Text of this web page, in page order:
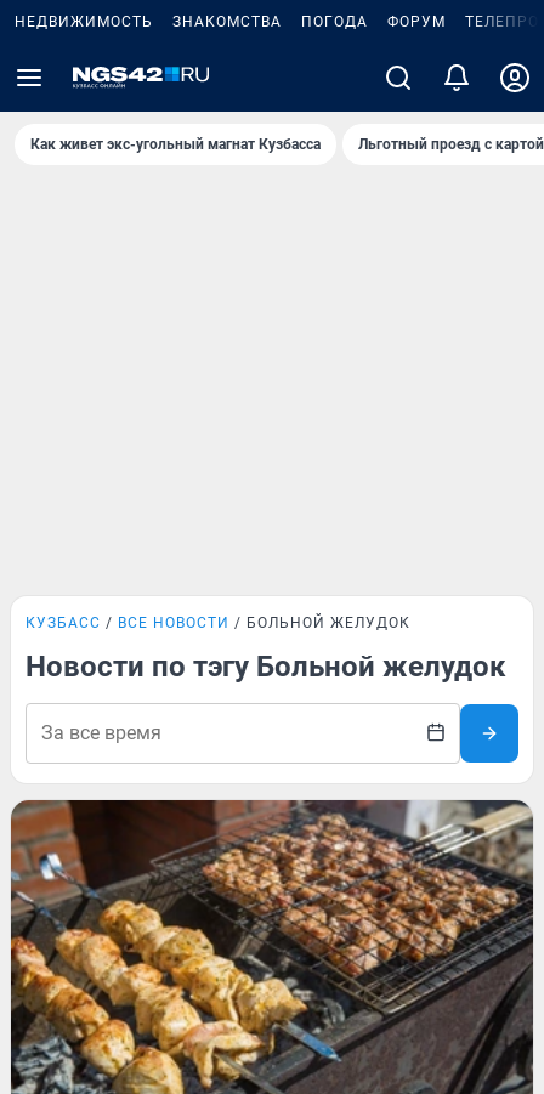
НЕДВИЖИМОСТЬ ЗНАКОМСТВА ПОГОДА ФОРУМ
Как живет экс-угольный магнат Кузбасса Льготный проезд с
КУЗБАСС ВСЕ НОВОСТИ БОЛЬНОЙ ЖЕЛУДОК
Новости по тэгу Больной желудок